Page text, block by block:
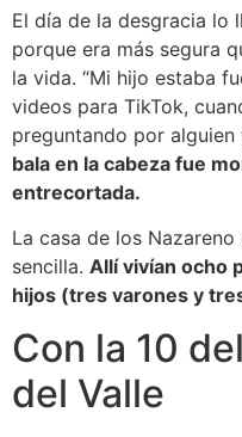
El día de la desgracia lo
porque era más segura
la vida. “Mi hijo estaba
videos para TikTok,
preguntando por
bala en la cabeza fue
entrecortada.
La casa de los
sencilla. Allí vivían ocho
hijos (tres varones y
Con la 10
del Valle